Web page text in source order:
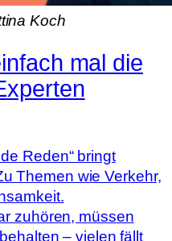
Koch
mal die
Reden“ bringt
Themen wie Verkehr,
zuhören, müssen
– vielen fällt